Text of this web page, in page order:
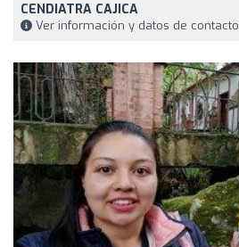
CENDIATRA CAJICA
Ver información y datos de contacto